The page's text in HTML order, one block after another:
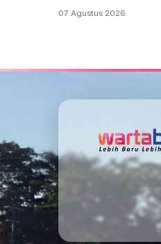
Samurai
07 Agustus 2026